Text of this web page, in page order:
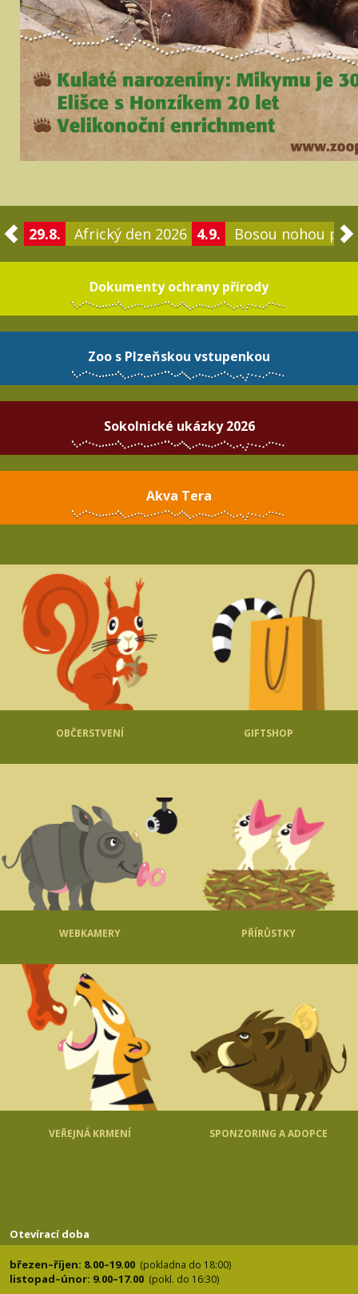
29.8. Africký den 2026 4.9. Bosou nohou po
Dokumenty ochrany přírody
Zoo s Plzeňskou vstupenkou
Sokolnické ukázky 2026
Akva Tera
OBČERSTVENÍ GIFTSHOP
WEBKAMERY PŘÍRŮSTKY
VEŘEJNÁ KRMENÍ SPONZORING A ADOPCE
Otevírací doba
březen–říjen: 8.00–19.00 (pokladna do 18:00)
listopad–únor: 9.00–17.00 (pokl. do 16:30)